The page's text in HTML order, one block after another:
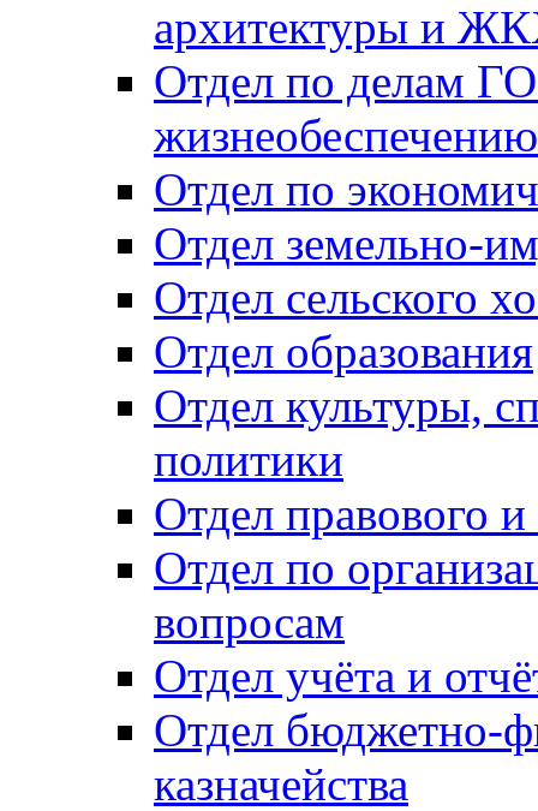
архитектуры и
Отдел по делам
Отдел по
Отдел земельно-
Отдел сельского
Отдел образования
Отдел культуры,
политики
Отдел правового
Отдел по
вопросам
Отдел учёта и
Отдел бюджетно-
казначейства